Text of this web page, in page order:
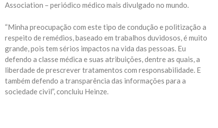
Association – periódico médico mais divulgado no mundo.
“Minha preocupação com este tipo de condução e politização a
respeito de remédios, baseado em trabalhos duvidosos, é muito
grande, pois tem sérios impactos na vida das pessoas. Eu
defendo a classe médica e suas atribuições, dentre as quais, a
liberdade de prescrever tratamentos com responsabilidade. E
também defendo a transparência das informações para a
sociedade civil”, concluiu Heinze.